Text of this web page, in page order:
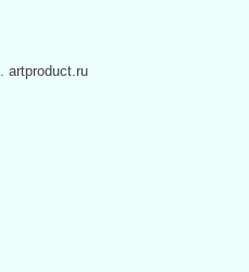
. artproduct.ru